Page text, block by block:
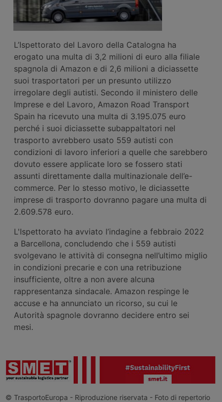
L’Ispettorato del Lavoro della Catalogna ha
erogato una multa di 3,2 milioni di euro alla filiale
spagnola di Amazon e di 2,6 milioni a diciassette
suoi trasportatori per un presunto utilizzo
irregolare degli autisti. Secondo il ministero delle
Imprese e del Lavoro, Amazon Road Transport
Spain ha ricevuto una multa di 3.195.075 euro
perché i suoi diciassette subappaltatori nel
trasporto avrebbero usato 559 autisti con
condizioni di lavoro inferiori a quelle che sarebbero
dovuto essere applicate loro se fossero stati
assunti direttamente dalla multinazionale dell’e-
commerce. Per lo stesso motivo, le diciassette
imprese di trasporto dovranno pagare una multa di
2.609.578 euro.
L'Ispettorato ha avviato l’indagine a febbraio 2022
a Barcellona, concludendo che i 559 autisti
svolgevano le attività di consegna nell’ultimo miglio
in condizioni precarie e con una retribuzione
insufficiente, oltre a non avere alcuna
rappresentanza sindacale. Amazon respinge le
accuse e ha annunciato un ricorso, su cui le
Autorità spagnole dovranno decidere entro sei
mesi.
© TrasportoEuropa - Riproduzione riservata - Foto di repertorio